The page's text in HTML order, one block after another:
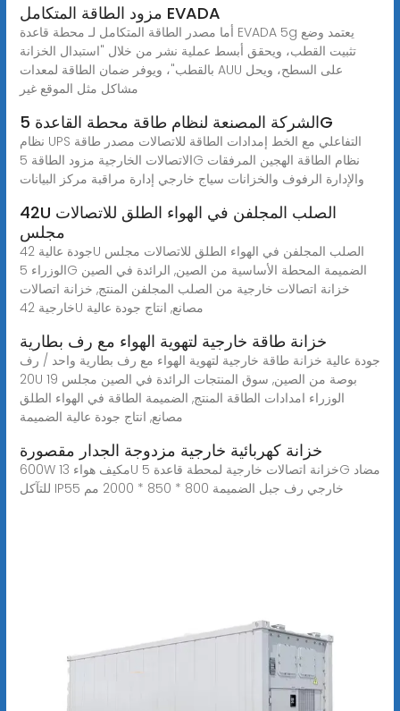
مزود الطاقة المتكامل EVADA
أما مصدر الطاقة المتكامل لـ محطة قاعدة EVADA 5g يعتمد وضع
تثبيت القطب، ويحقق أبسط عملية نشر من خلال "استبدال الخزانة
بالقطب"، ويوفر ضمان الطاقة لمعدات AUU على السطح، ويحل
مشاكل مثل الموقع غير
الشركة المصنعة لنظام طاقة محطة القاعدة 5G
نظام UPS التفاعلي مع الخط إمدادات الطاقة للاتصالات مصدر طاقة
الاتصالات الخارجية مزود الطاقة 5G نظام الطاقة الهجين المرفقات
والإدارة الرفوف والخزانات سياج خارجي إدارة مراقبة مركز البيانات
42U الصلب المجلفن في الهواء الطلق للاتصالات
مجلس
جودة عالية 42U الصلب المجلفن في الهواء الطلق للاتصالات مجلس
الوزراء 5G الضميمة المحطة الأساسية من الصين, الرائدة في الصين
خزانة اتصالات خارجية من الصلب المجلفن المنتج, خزانة اتصالات
خارجية 42U مصانع, انتاج جودة عالية
خزانة طاقة خارجية لتهوية الهواء مع رف بطارية
جودة عالية خزانة طاقة خارجية لتهوية الهواء مع رف بطارية واحد / رف
20U 19 بوصة من الصين, سوق المنتجات الرائدة في الصين مجلس
الوزراء امدادات الطاقة المنتج, الضميمة الطاقة في الهواء الطلق
مصانع, انتاج جودة عالية الضميمة
خزانة كهربائية خارجية مزدوجة الجدار مقصورة
600W مكيف هواء 13U خزانة اتصالات خارجية لمحطة قاعدة 5G مضاد
للتآكل IP55 خارجي رف جبل الضميمة 800 * 850 * 2000 مم